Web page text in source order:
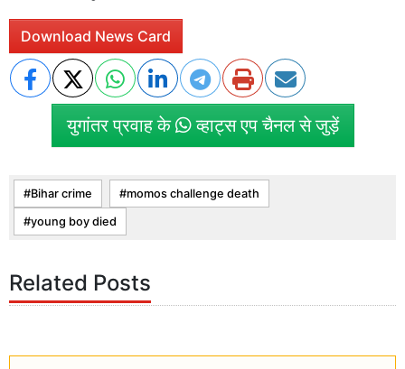
Download News Card
युगांतर प्रवाह के व्हाट्स एप चैनल से जुड़ें
Bihar crime momos challenge death
young boy died
Related Posts